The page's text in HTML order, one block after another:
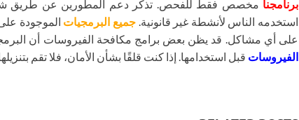
برنامجنا مخصص فقط للفحص. تذكر دعم المطورين عن طريق
استخدمه الناس لأنشطة غير قانونية. جميع البرمجيات الموجودة على
على أي مشاكل. قد يظن بعض برامج مكافحة الفيروسات أن
الفيروسات قبل استخدامها. إذا كنت قلقًا بشأن الأمان، فلا تقم